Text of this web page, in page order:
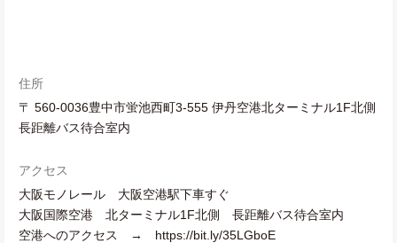
住所
〒 560-0036豊中市蛍池西町3-555 伊丹空港北ターミナル1F北側
長距離バス待合室内
アクセス
大阪モノレール 大阪空港駅下車すぐ
大阪国際空港 北ターミナル1F北側 長距離バス待合室内
空港へのアクセス → https://bit.ly/35LGboE